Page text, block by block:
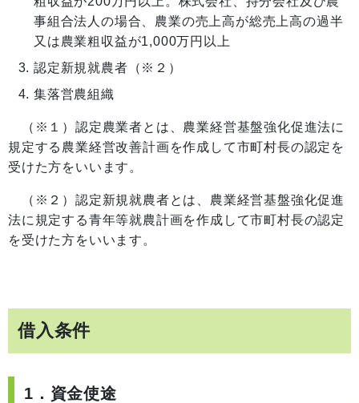
事組合法人の場合、農業の売上高が総売上高の過半
又は農業粗収益が1,000万円以上
認定新規就農者（※２）
集落営農組織
（※１）認定農業者とは、農業経営基盤強化促進法に
規定する農業経営改善計画を作成して市町村長の認定を
受けた方をいいます。
（※２）認定新規就農者とは、農業経営基盤強化促進
法に規定する青年等就農計画を作成して市町村長の認定
を受けた方をいいます。
借入条件
1．資金使途